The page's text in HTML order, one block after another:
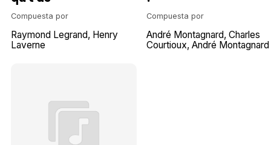
Compuesta por
Raymond Legrand
Henry
Laverne
Compuesta por
André Montagnard Charles
Courtioux André Montagnard